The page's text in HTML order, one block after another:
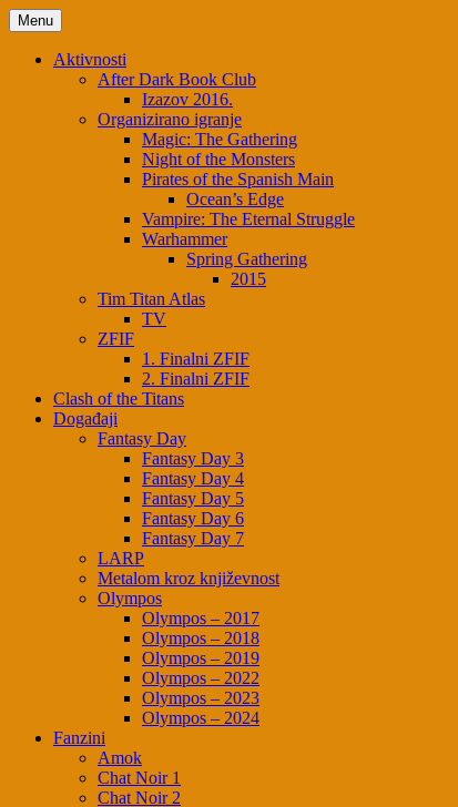
Skip
to
content
Menu
Aktivnosti
After Dark Book Club
Izazov 2016.
Organizirano igranje
Magic: The Gathering
Night of the Monsters
Pirates of the Spanish Main
Ocean’s Edge
Vampire: The Eternal Struggle
Warhammer
Spring Gathering
2015
Tim Titan Atlas
TV
ZFIF
1. Finalni ZFIF
2. Finalni ZFIF
Clash of the Titans
Događaji
Fantasy Day
Fantasy Day 3
Fantasy Day 4
Fantasy Day 5
Fantasy Day 6
Fantasy Day 7
LARP
Metalom kroz književnost
Olympos
Olympos – 2017
Olympos – 2018
Olympos – 2019
Olympos – 2022
Olympos – 2023
Olympos – 2024
Fanzini
Amok
Chat Noir 1
Chat Noir 2